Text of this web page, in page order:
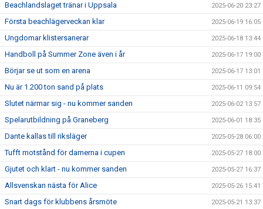
Beachlandslaget tränar i Uppsala 2025-06-20 23:27
Första beachlägerveckan klar 2025-06-19 16:05
Ungdomar klistersanerar 2025-06-18 13:44
Handboll på Summer Zone även i år 2025-06-17 19:00
Börjar se ut som en arena 2025-06-17 13:01
Nu är 1.200 ton sand på plats 2025-06-11 09:54
Slutet närmar sig - nu kommer sanden 2025-06-02 13:57
Spelarutbildning på Graneberg 2025-06-01 18:35
Dante kallas till riksläger 2025-05-28 06:00
Tufft motstånd för damerna i cupen 2025-05-27 18:00
Gjutet och klart - nu kommer sanden 2025-05-27 16:37
Allsvenskan nästa för Alice 2025-05-26 15:41
Snart dags för klubbens årsmöte 2025-05-21 13:37